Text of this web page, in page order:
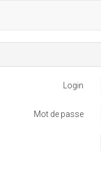
Login
Mot de passe